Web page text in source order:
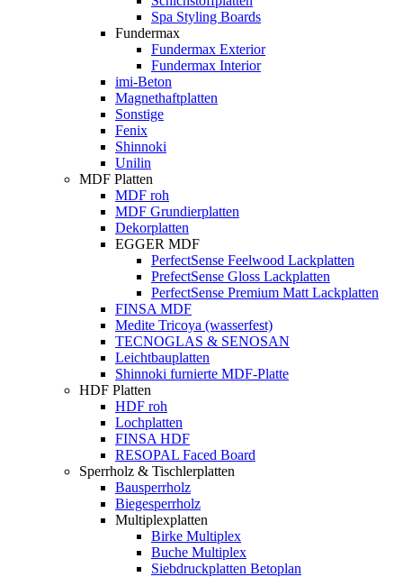
Spa Styling Boards
Fundermax
Fundermax Exterior
Fundermax Interior
imi-Beton
Magnethaftplatten
Sonstige
Fenix
Shinnoki
Unilin
MDF Platten
MDF roh
MDF Grundierplatten
Dekorplatten
EGGER MDF
PerfectSense Feelwood Lackplatten
PrefectSense Gloss Lackplatten
PerfectSense Premium Matt Lackplatten
FINSA MDF
Medite Tricoya (wasserfest)
TECNOGLAS & SENOSAN
Leichtbauplatten
Shinnoki furnierte MDF-Platte
HDF Platten
HDF roh
Lochplatten
FINSA HDF
RESOPAL Faced Board
Sperrholz & Tischlerplatten
Bausperrholz
Biegesperrholz
Multiplexplatten
Birke Multiplex
Buche Multiplex
Siebdruckplatten Betoplan